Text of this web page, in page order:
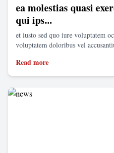
ea molestias quasi
qui ips...
et iusto sed quo iure voluptatem
voluptatem doloribus vel
Read more